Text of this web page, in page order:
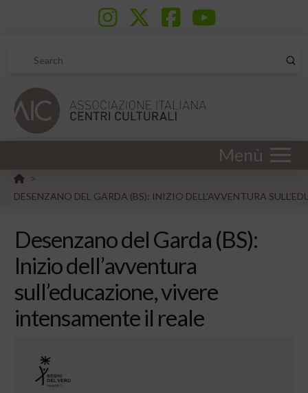
Search
Menù
HOME
>
DESENZANO DEL GARDA (BS): INIZIO DELL'AVVENTURA
Desenzano del Garda (BS):
Inizio dell’avventura
sull’educazione, vivere
intensamente il reale